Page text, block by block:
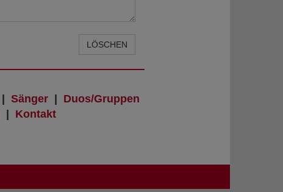
LÖSCHEN
Sänger
Duos/Gruppen
Kontakt